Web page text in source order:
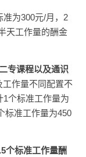
准为300元/月，2
天工作量的酬金
专课程以及通识
作量不同配置不
1个标准工作量为
标准工作量为450
个标准工作量酬